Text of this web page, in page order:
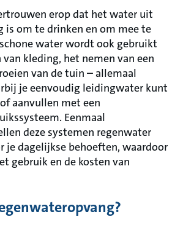
erop dat het water uit
is om te drinken en om mee te
water wordt ook gebruikt
kleding, het nemen van een
van de tuin – allemaal
je eenvoudig leidingwater kunt
aanvullen met een
Eenmaal
deze systemen regenwater
je dagelijkse behoeften, waardoor
gebruik en de kosten van